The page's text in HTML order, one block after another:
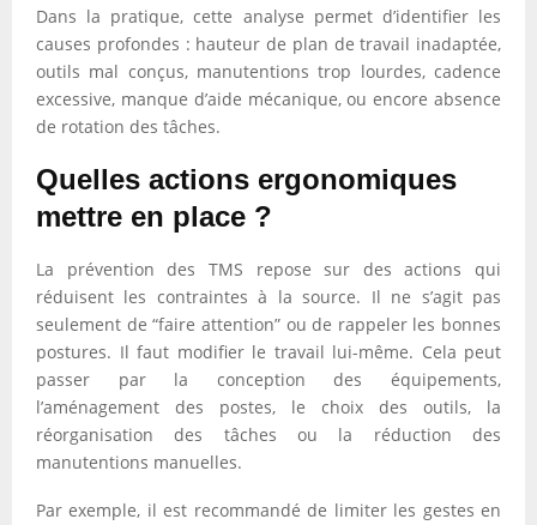
Dans la pratique, cette analyse permet d’identifier les
causes profondes : hauteur de plan de travail inadaptée,
outils mal conçus, manutentions trop lourdes, cadence
excessive, manque d’aide mécanique, ou encore absence
de rotation des tâches.
Quelles actions ergonomiques
mettre en place ?
La prévention des TMS repose sur des actions qui
réduisent les contraintes à la source. Il ne s’agit pas
seulement de “faire attention” ou de rappeler les bonnes
postures. Il faut modifier le travail lui-même. Cela peut
passer par la conception des équipements,
l’aménagement des postes, le choix des outils, la
réorganisation des tâches ou la réduction des
manutentions manuelles.
Par exemple, il est recommandé de limiter les gestes en